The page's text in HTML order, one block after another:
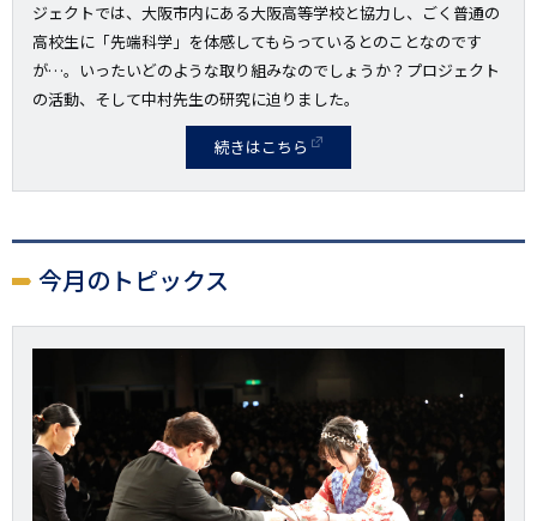
ジェクトでは、大阪市内にある大阪高等学校と協力し、ごく普通の
高校生に「先端科学」を体感してもらっているとのことなのです
が…。いったいどのような取り組みなのでしょうか？プロジェクト
の活動、そして中村先生の研究に迫りました。
続きはこちら
今月のトピックス